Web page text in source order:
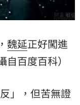
魏延正好闖進
百度百科）
」，但苦無證